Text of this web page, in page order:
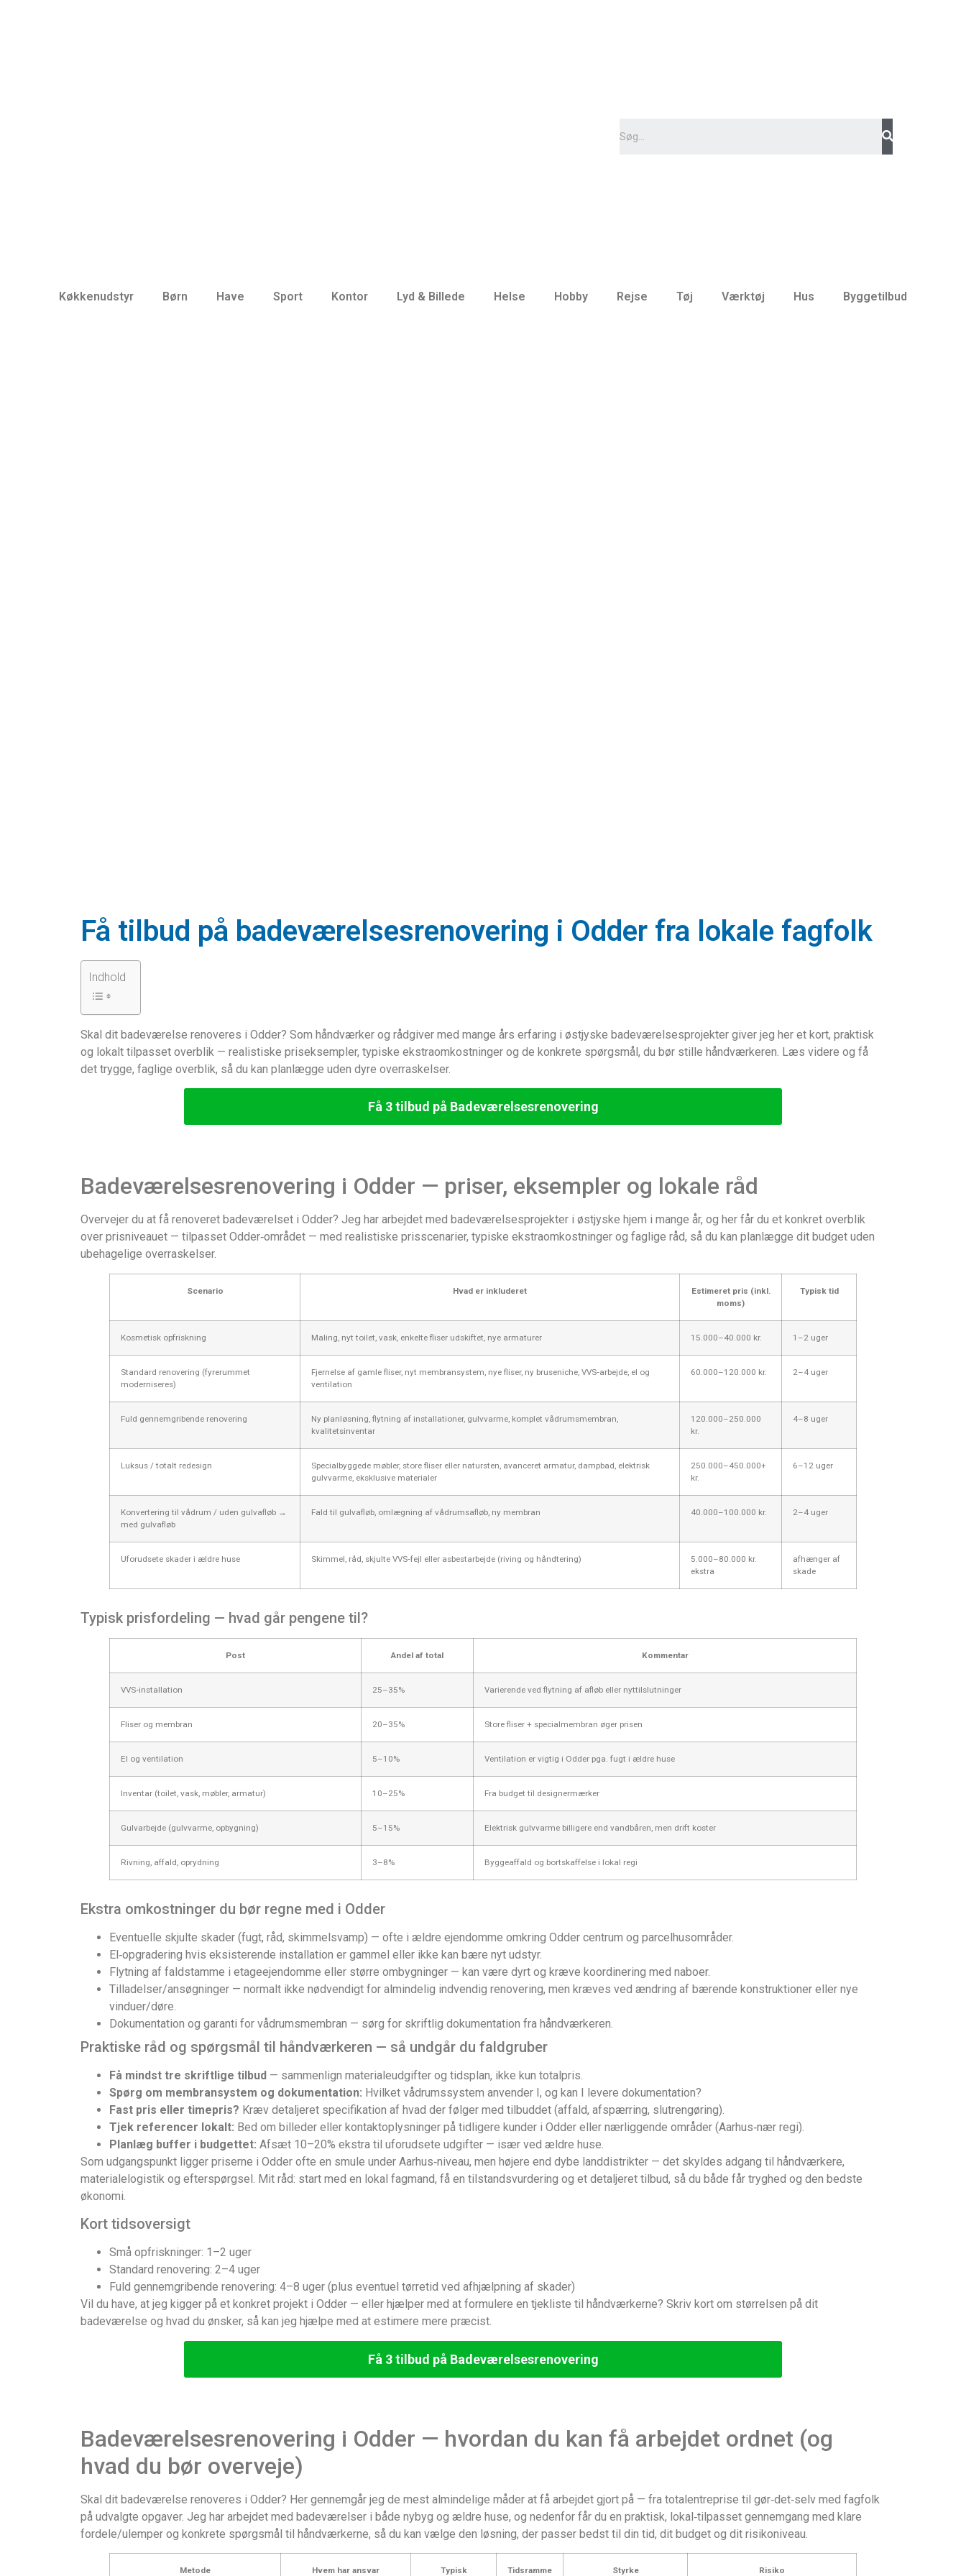
Køkkenudstyr Børn Have Sport Kontor Lyd & Billede Helse Hobby Rejse Tøj Værktøj Hus Byggetilbud
Få tilbud på badeværelsesrenovering i Odder fra lokale fagfolk
Indhold
Skal dit badeværelse renoveres i Odder? Som håndværker og rådgiver med mange års erfaring i østjyske badeværelsesprojekter giver jeg her et kort, praktisk
og lokalt tilpasset overblik — realistiske priseksempler, typiske ekstraomkostninger og de konkrete spørgsmål, du bør stille håndværkeren. Læs videre og få
det trygge, faglige overblik, så du kan planlægge uden dyre overraskelser.
Få 3 tilbud på Badeværelsesrenovering
Badeværelsesrenovering i Odder — priser, eksempler og lokale råd
Overvejer du at få renoveret badeværelset i Odder? Jeg har arbejdet med badeværelsesprojekter i østjyske hjem i mange år, og her får du et konkret overblik
over prisniveauet — tilpasset Odder‑området — med realistiske prisscenarier, typiske ekstraomkostninger og faglige råd, så du kan planlægge dit budget uden
ubehagelige overraskelser.
Scenario Hvad er inkluderet
Estimeret pris (inkl.
moms)
Typisk tid
Kosmetisk opfriskning Maling, nyt toilet, vask, enkelte fliser udskiftet, nye armaturer 15.000–40.000 kr. 1–2 uger
Standard renovering (fyrerummet
moderniseres)
Fjernelse af gamle fliser, nyt membransystem, nye fliser, ny bruseniche, VVS‑arbejde, el og
ventilation
60.000–120.000 kr. 2–4 uger
Fuld gennemgribende renovering
Ny planløsning, flytning af installationer, gulvvarme, komplet vådrumsmembran,
kvalitetsinventar
120.000–250.000
kr.
4–8 uger
Luksus / totalt redesign
Specialbyggede møbler, store fliser eller natursten, avanceret armatur, dampbad, elektrisk
gulvvarme, eksklusive materialer
250.000–450.000+
kr.
6–12 uger
Konvertering til vådrum / uden gulvafløb →
med gulvafløb
Fald til gulvafløb, omlægning af vådrumsafløb, ny membran 40.000–100.000 kr. 2–4 uger
Uforudsete skader i ældre huse Skimmel, råd, skjulte VVS‑fejl eller asbestarbejde (riving og håndtering)
5.000–80.000 kr.
ekstra
afhænger af
skade
Typisk prisfordeling — hvad går pengene til?
Post Andel af total Kommentar
VVS‑installation 25–35% Varierende ved flytning af afløb eller nyttilslutninger
Fliser og membran 20–35% Store fliser + specialmembran øger prisen
El og ventilation 5–10% Ventilation er vigtig i Odder pga. fugt i ældre huse
Inventar (toilet, vask, møbler, armatur) 10–25% Fra budget til designermærker
Gulvarbejde (gulvvarme, opbygning) 5–15% Elektrisk gulvvarme billigere end vandbåren, men drift koster
Rivning, affald, oprydning 3–8% Byggeaffald og bortskaffelse i lokal regi
Ekstra omkostninger du bør regne med i Odder
Eventuelle skjulte skader (fugt, råd, skimmelsvamp) — ofte i ældre ejendomme omkring Odder centrum og parcelhusområder.
El‑opgradering hvis eksisterende installation er gammel eller ikke kan bære nyt udstyr.
Flytning af faldstamme i etageejendomme eller større ombygninger — kan være dyrt og kræve koordinering med naboer.
Tilladelser/ansøgninger — normalt ikke nødvendigt for almindelig indvendig renovering, men kræves ved ændring af bærende konstruktioner eller nye
vinduer/døre.
Dokumentation og garanti for vådrumsmembran — sørg for skriftlig dokumentation fra håndværkeren.
Praktiske råd og spørgsmål til håndværkeren — så undgår du faldgruber
Få mindst tre skriftlige tilbud — sammenlign materialeudgifter og tidsplan, ikke kun totalpris.
Spørg om membransystem og dokumentation: Hvilket vådrumssystem anvender I, og kan I levere dokumentation?
Fast pris eller timepris? Kræv detaljeret specifikation af hvad der følger med tilbuddet (affald, afspærring, slutrengøring).
Tjek referencer lokalt: Bed om billeder eller kontaktoplysninger på tidligere kunder i Odder eller nærliggende områder (Aarhus‑nær regi).
Planlæg buffer i budgettet: Afsæt 10–20% ekstra til uforudsete udgifter — især ved ældre huse.
Som udgangspunkt ligger priserne i Odder ofte en smule under Aarhus‑niveau, men højere end dybe landdistrikter — det skyldes adgang til håndværkere,
materialelogistik og efterspørgsel. Mit råd: start med en lokal fagmand, få en tilstandsvurdering og et detaljeret tilbud, så du både får tryghed og den bedste
økonomi.
Kort tidsoversigt
Små opfriskninger: 1–2 uger
Standard renovering: 2–4 uger
Fuld gennemgribende renovering: 4–8 uger (plus eventuel tørretid ved afhjælpning af skader)
Vil du have, at jeg kigger på et konkret projekt i Odder — eller hjælper med at formulere en tjekliste til håndværkerne? Skriv kort om størrelsen på dit
badeværelse og hvad du ønsker, så kan jeg hjælpe med at estimere mere præcist.
Få 3 tilbud på Badeværelsesrenovering
Badeværelsesrenovering i Odder — hvordan du kan få arbejdet ordnet (og
hvad du bør overveje)
Skal dit badeværelse renoveres i Odder? Her gennemgår jeg de mest almindelige måder at få arbejdet gjort på — fra totalentreprise til gør‑det‑selv med fagfolk
på udvalgte opgaver. Jeg har arbejdet med badeværelser i både nybyg og ældre huse, og nedenfor får du en praktisk, lokal‑tilpasset gennemgang med klare
fordele/ulemper og konkrete spørgsmål til håndværkerne, så du kan vælge den løsning, der passer bedst til din tid, dit budget og dit risikoniveau.
Metode Hvem har ansvar Typisk Tidsramme Styrke Risiko